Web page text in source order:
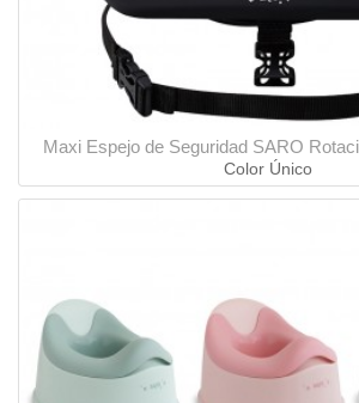
Maxi Espejo de Seguridad SARO
Color Único